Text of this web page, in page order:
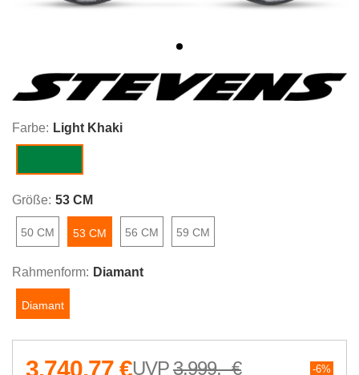
Farbe: Light Khaki
Größe: 53 CM
50 CM 53 CM 56 CM 59 CM
Rahmenform: Diamant
Diamant
3.999,- € 6%
3.740,77 €